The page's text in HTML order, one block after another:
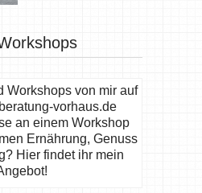
an einem Workshop
Ernährung, Genuss
Hier findet ihr mein